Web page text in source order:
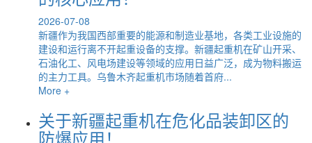
2026-07-08
新疆作为我国西部重要的能源和制造业基地，各类工业设施的
建设和运行离不开起重设备的支撑。新疆起重机在矿山开采、
石油化工、风电场建设等领域的应用日益广泛，成为物料搬运
的主力工具。乌鲁木齐起重机市场随着首府...
More +
关于新疆起重机在危化品装卸区的
防爆应用！